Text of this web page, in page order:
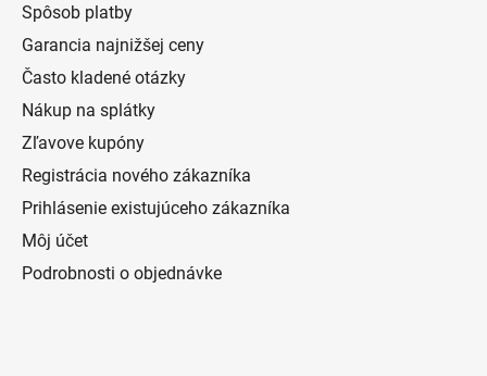
Spôsob platby
Garancia najnižšej ceny
Často kladené otázky
Nákup na splátky
Zľavove kupóny
Registrácia nového zákazníka
Prihlásenie existujúceho zákazníka
Môj účet
Podrobnosti o objednávke